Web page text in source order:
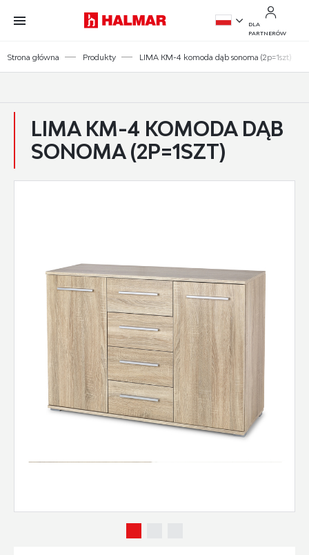
Przejdź do treści.
Przejdź do menu.
Przejdź do wyszukiwarki.
EN
DLA
PARTNERÓW
Strona główna Produkty LIMA KM-4 komoda dąb sonoma (2p=1szt)
LIMA KM-4 KOMODA DĄB
SONOMA (2P=1SZT)